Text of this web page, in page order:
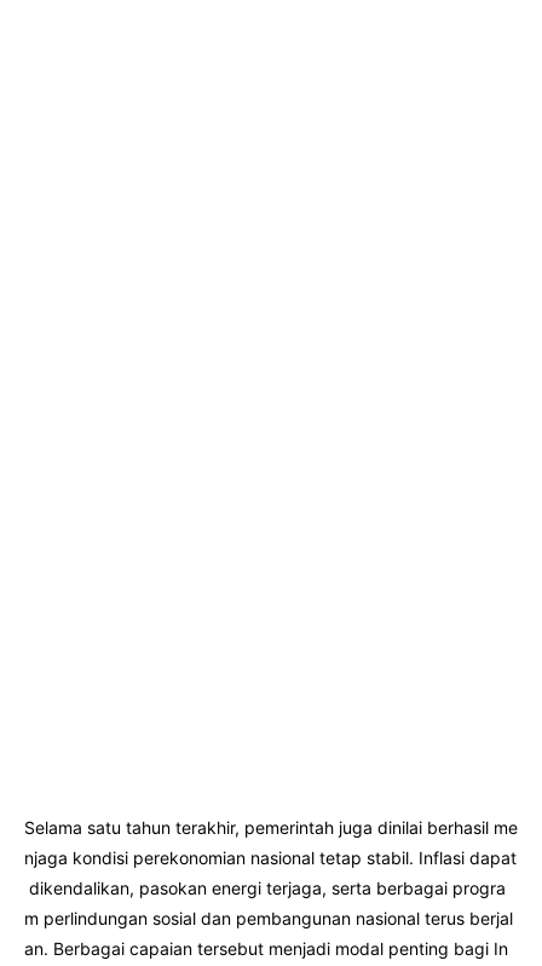
Selama satu tahun terakhir, pemerintah juga dinilai berhasil me
njaga kondisi perekonomian nasional tetap stabil. Inflasi dapat
dikendalikan, pasokan energi terjaga, serta berbagai progra
m perlindungan sosial dan pembangunan nasional terus berjal
an. Berbagai capaian tersebut menjadi modal penting bagi In